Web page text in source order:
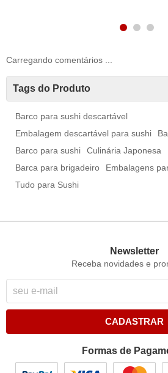
Carregando comentários ...
Tags do Produto
Barco para sushi descartável
Embalagem descartável para sushi
Barco para sushi
Culinária Japonesa
Barca para brigadeiro
Embalagens
Tudo para Sushi
Newsletter
Receba novidades e
CADASTRAR
Formas de